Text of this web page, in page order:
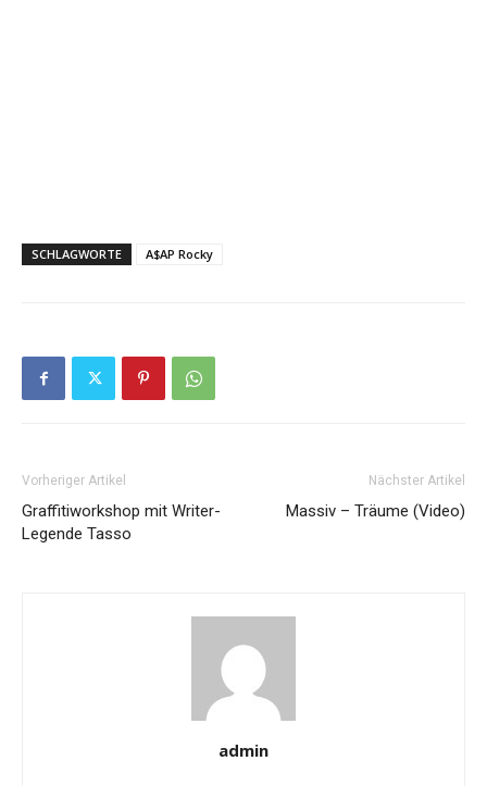
SCHLAGWORTE A$AP Rocky
Vorheriger Artikel
Graffitiworkshop mit Writer-
Legende Tasso
Nächster Artikel
Massiv – Träume (Video)
admin